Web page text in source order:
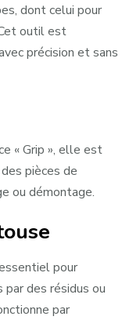
dont celui pour
outil est
précision et sans
« Grip », elle est
pièces de
ou démontage.
pour
des résidus ou
par